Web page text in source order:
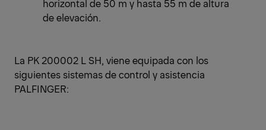
horizontal de 50 m y hasta 55 m de altura
de elevación.
La PK 200002 L SH, viene equipada con los
siguientes sistemas de control y asistencia
PALFINGER: